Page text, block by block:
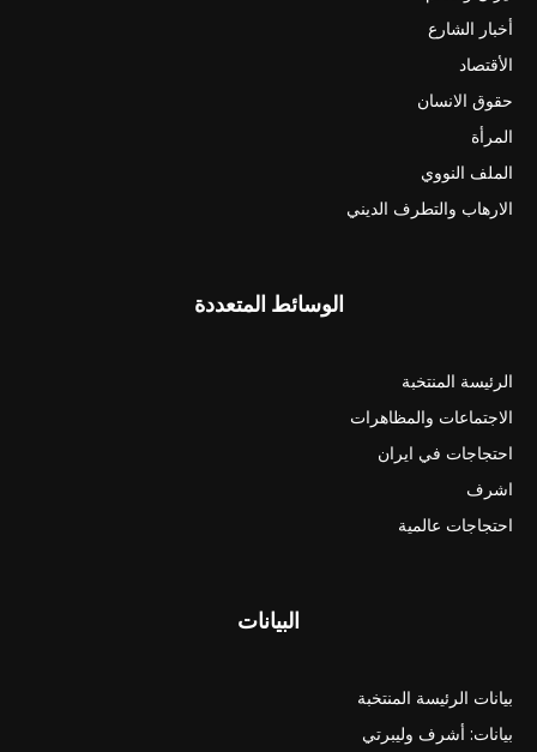
أخبار الشارع
الأقتصاد
حقوق الانسان
المرأة
الملف النووي
الارهاب والتطرف الديني
الوسائط المتعددة
الرئيسة المنتخبة
الاجتماعات والمظاهرات
احتجاجات في ايران
اشرف
احتجاجات عالمية
البيانات
بيانات الرئيسة المنتخبة
بيانات: أشرف وليبرتي